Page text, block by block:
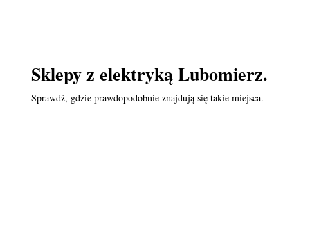
Sklepy z elektryką Lubomierz.
Sprawdź, gdzie prawdopodobnie znajdują się takie miejsca.